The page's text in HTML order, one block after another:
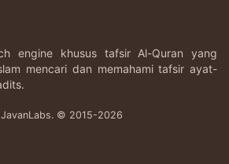
engine khusus tafsir Al-Quran yang
mencari dan memahami tafsir ayat-
© 2015-2026